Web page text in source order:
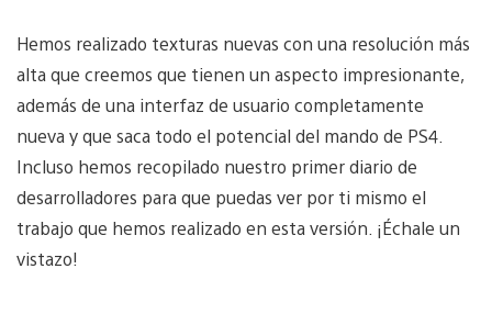
Hemos realizado texturas nuevas con una resolución más
alta que creemos que tienen un aspecto impresionante,
además de una interfaz de usuario completamente
nueva y que saca todo el potencial del mando de PS4.
Incluso hemos recopilado nuestro primer diario de
desarrolladores para que puedas ver por ti mismo el
trabajo que hemos realizado en esta versión. ¡Échale un
vistazo!